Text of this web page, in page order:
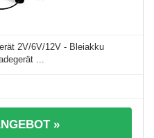
2V/6V/12V - Bleiakku
...
»